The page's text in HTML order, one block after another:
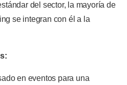
del sector, la mayoría de
se integran con él a la
en eventos para una